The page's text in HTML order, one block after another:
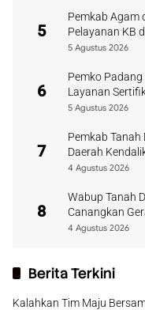
5
Pemkab Agam
Pelayanan KB
5 Agustus 2026
6
Pemko
Layanan
5 Agustus 2026
7
Pemkab
Daerah
4 Agustus 2026
8
Wabup Tanah
Canangkan
4 Agustus 2026
Berita Terkini
Kalahkan Tim Maju